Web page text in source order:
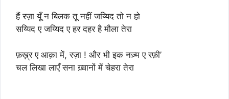
हैं रज़ा यूँ न बिलक तू नहीं जय्यिद तो न हो
सय्यिद ए जय्यिद ए हर दहर है मौला तेरा
फ़ख़्र ए आक़ा में, रज़ा ! और भी इक नज़्म ए रफ़ी’
चल लिखा लाएँ सना ख़्वानों में चेहरा तेरा